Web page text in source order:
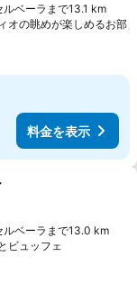
ルベーラまで13.1 km
オの眺めが楽しめるお部
料金を表示
追加
ルベーラまで13.0 km
ビュッフェ